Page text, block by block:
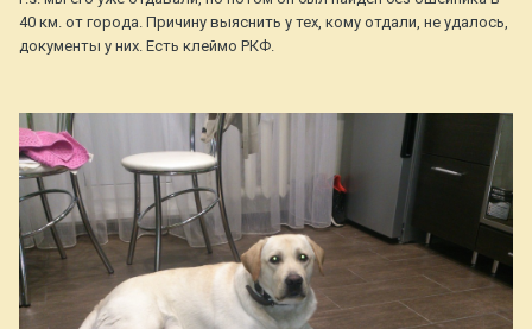
40 км. от города. Причину выяснить у тех, кому отдали, не удалось,
документы у них. Есть клеймо РКФ.